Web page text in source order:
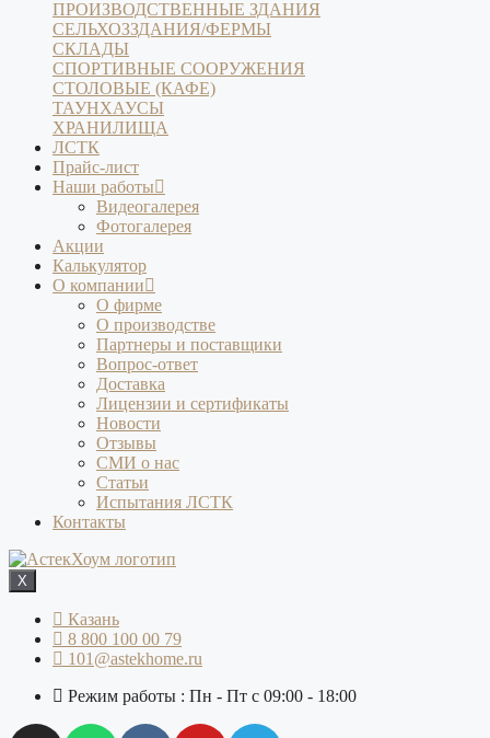
ПРОИЗВОДСТВЕННЫЕ ЗДАНИЯ
СЕЛЬХОЗЗДАНИЯ/ФЕРМЫ
СКЛАДЫ
СПОРТИВНЫЕ СООРУЖЕНИЯ
СТОЛОВЫЕ (КАФЕ)
ТАУНХАУСЫ
ХРАНИЛИЩА
ЛСТК
Прайс-лист
Наши работы
Видеогалерея
Фотогалерея
Акции
Калькулятор
О компании
О фирме
О производстве
Партнеры и поставщики
Вопрос-ответ
Доставка
Лицензии и сертификаты
Новости
Отзывы
СМИ о нас
Статьи
Испытания ЛСТК
Контакты
X
Казань
8 800 100 00 79
101@astekhome.ru
Режим работы : Пн - Пт с 09:00 - 18:00